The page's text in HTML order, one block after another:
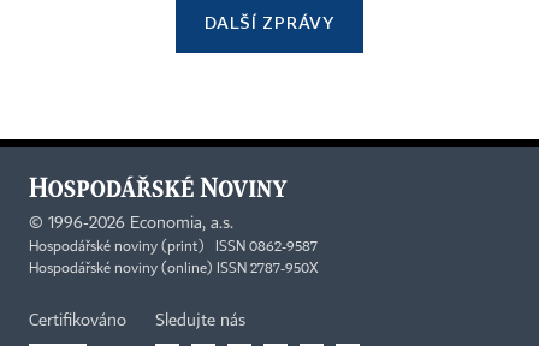
DALŠÍ ZPRÁVY
© 1996-2026 Economia, a.s.
Hospodářské noviny (print) ISSN 0862-9587
Hospodářské noviny (online) ISSN 2787-950X
Certifikováno Sledujte nás